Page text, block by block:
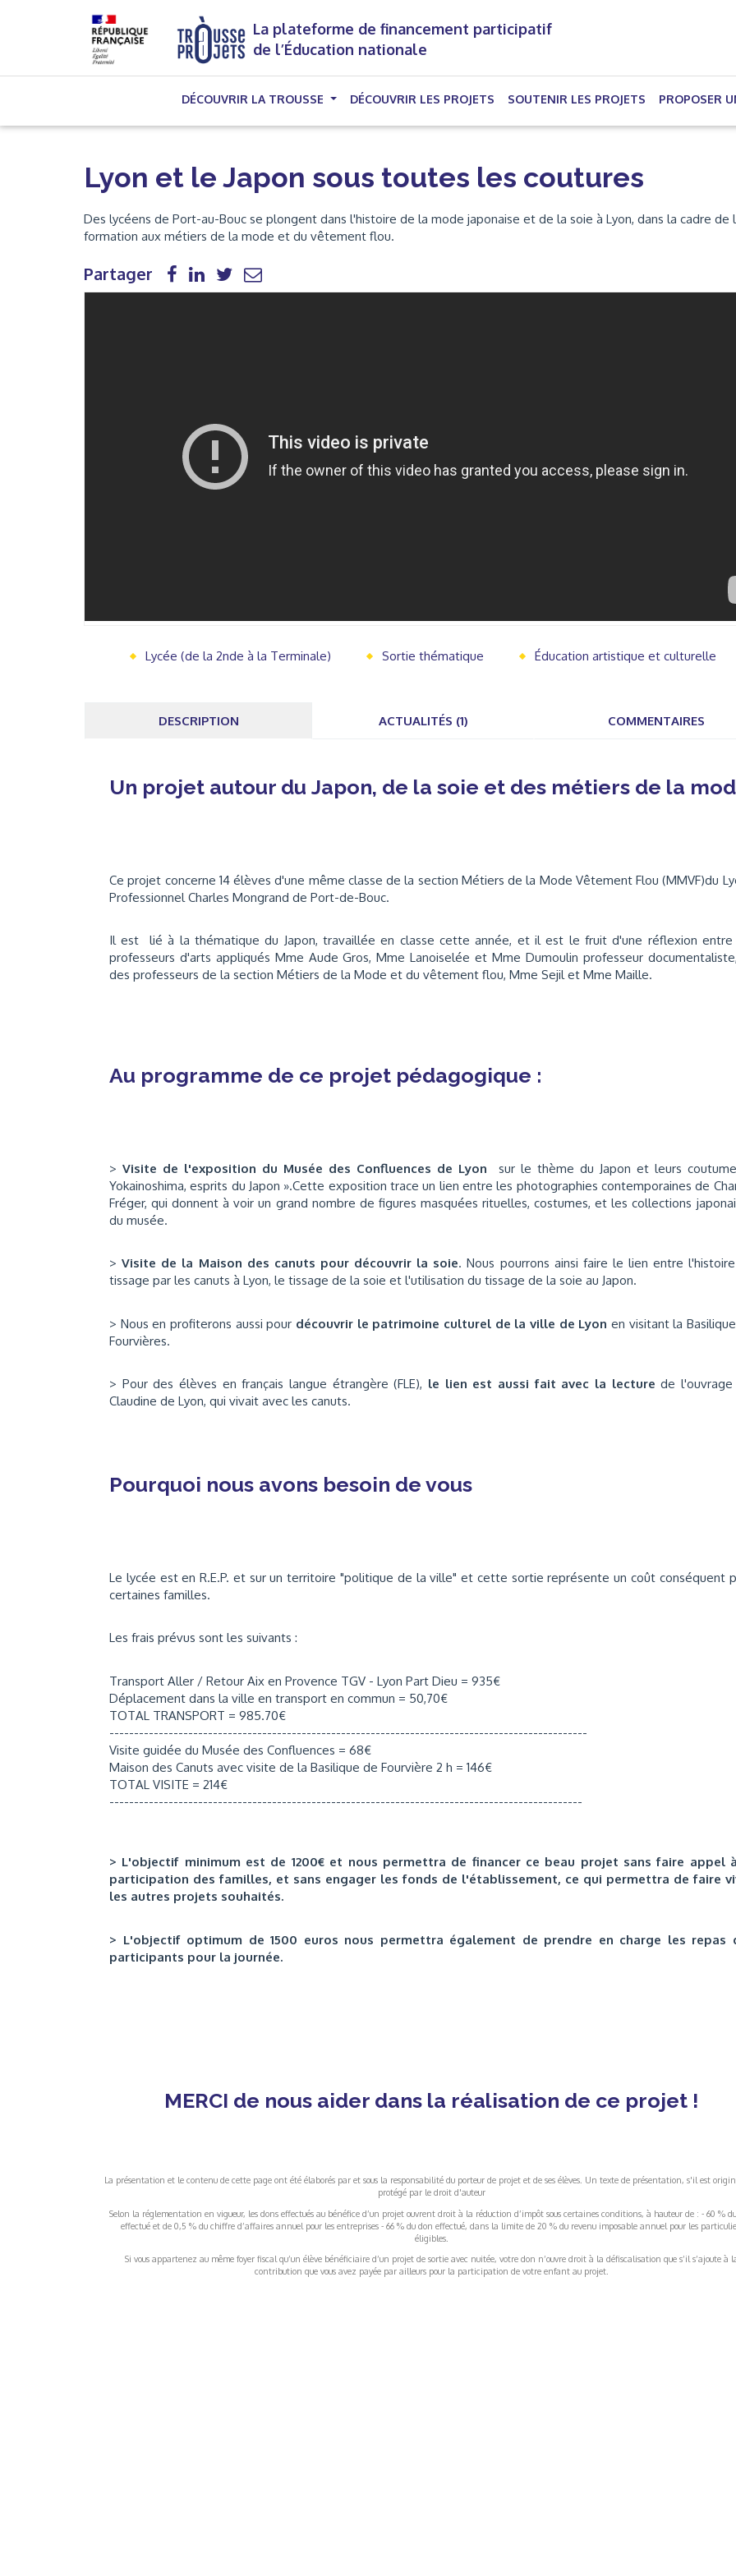
La plateforme de financement participatif
de l’Éducation nationale
DÉCOUVRIR LA TROUSSE DÉCOUVRIR LES PROJETS (CURRENT)
SOUTENIR LES PROJETS PROPOSER
Lyon et le Japon sous toutes les coutures
Des lycéens de Port-au-Bouc se plongent dans l'histoire de la mode japonaise et de la soie à Lyon, dans la cadre de
formation aux métiers de la mode et du vêtement flou.
Partager
Lycée (de la 2nde à la Terminale) Sortie thématique Éducation artistique et culturelle
DESCRIPTION ACTUALITÉS (1) COMMENTAIRES
Un projet autour du Japon, de la soie et des métiers de la
Ce projet concerne 14 élèves d'une même classe de la section Métiers de la Mode Vêtement Flou (MMVF)du
Professionnel Charles Mongrand de Port-de-Bouc.
Il est lié à la thématique du Japon, travaillée en classe cette année, et il est le fruit d'une réflexion
professeurs d'arts appliqués Mme Aude Gros, Mme Lanoiselée et Mme Dumoulin professeur
des professeurs de la section Métiers de la Mode et du vêtement flou, Mme Sejil et Mme Maille.
Au programme de ce projet pédagogique :
>Visite de l'exposition du Musée des Confluences de Lyon sur le thème du Japon et leurs
Yokainoshima, esprits du Japon ».Cette exposition trace un lien entre les photographies contemporaines de
Fréger, qui donnent à voir un grand nombre de figures masquées rituelles, costumes, et les collections
du musée.
>Visite de la Maison des canuts pour découvrir la soie. Nous pourrons ainsi faire le lien entre
tissage par les canuts à Lyon, le tissage de la soie et l'utilisation du tissage de la soie au Japon.
> Nous en profiterons aussi pour découvrir le patrimoine culturel de la ville de Lyon en visitant la
Fourvières.
> Pour des élèves en français langue étrangère (FLE), le lien est aussi fait avec la lecture de l'ouvrage
Claudine de Lyon, qui vivait avec les canuts.
Pourquoi nous avons besoin de vous
Le lycée est en R.E.P. et sur un territoire "politique de la ville" et cette sortie représente un coût conséquent
certaines familles.
Les frais prévus sont les suivants :
Transport Aller / Retour Aix en Provence TGV - Lyon Part Dieu = 935€
Déplacement dans la ville en transport en commun = 50,70€
TOTAL TRANSPORT = 985.70€
-------------------------------------------------------------------------------------------------
Visite guidée du Musée des Confluences = 68€
Maison des Canuts avec visite de la Basilique de Fourvière 2 h = 146€
TOTAL VISITE = 214€
------------------------------------------------------------------------------------------------
> L'objectif minimum est de 1200€ et nous permettra de financer ce beau projet sans faire appel
participation des familles, et sans engager les fonds de l'établissement, ce qui permettra de faire
les autres projets souhaités.
> L'objectif optimum de 1500 euros nous permettra également de prendre en charge les repas
participants pour la journée.
MERCI de nous aider dans la réalisation de ce projet !
La présentation et le contenu de cette page ont été élaborés par et sous la responsabilité du porteur de projet et de ses élèves. Un texte de présentation, s'il est
protégé par le droit d'auteur
Selon la réglementation en vigueur, les dons effectués au bénéfice d’un projet ouvrent droit à la réduction d’impôt sous certaines conditions, à hauteur de : - 60 %
effectué et de 0,5 % du chiffre d’affaires annuel pour les entreprises - 66 % du don effectué, dans la limite de 20 % du revenu imposable annuel pour les
éligibles.
Si vous appartenez au même foyer fiscal qu’un élève bénéficiaire d’un projet de sortie avec nuitée, votre don n’ouvre droit à la défiscalisation que s’il s’ajoute à
contribution que vous avez payée par ailleurs pour la participation de votre enfant au projet.